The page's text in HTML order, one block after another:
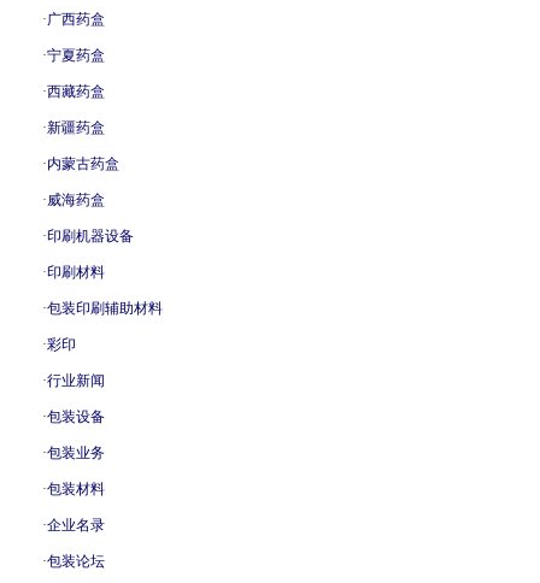
·广西药盒
·宁夏药盒
·西藏药盒
·新疆药盒
·内蒙古药盒
·威海药盒
·印刷机器设备
·印刷材料
·包装印刷辅助材料
·彩印
·行业新闻
·包装设备
·包装业务
·包装材料
·企业名录
·包装论坛